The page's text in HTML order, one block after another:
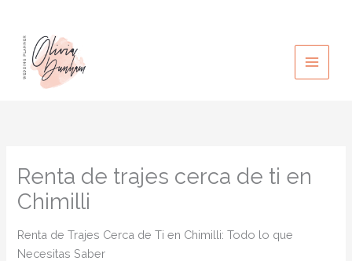
contenido
Renta de trajes cerca de ti en
Chimilli
Renta de Trajes Cerca de Ti en Chimilli: Todo lo que
Necesitas Saber